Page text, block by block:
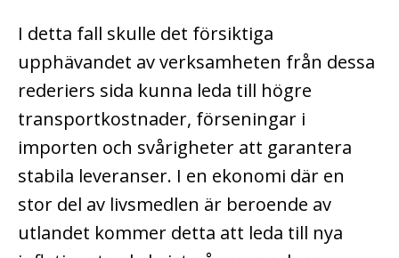
I detta fall skulle det försiktiga
upphävandet av verksamheten från dessa
rederiers sida kunna leda till högre
transportkostnader, förseningar i
importen och svårigheter att garantera
stabila leveranser. I en ekonomi där en
stor del av livsmedlen är beroende av
utlandet kommer detta att leda till nya